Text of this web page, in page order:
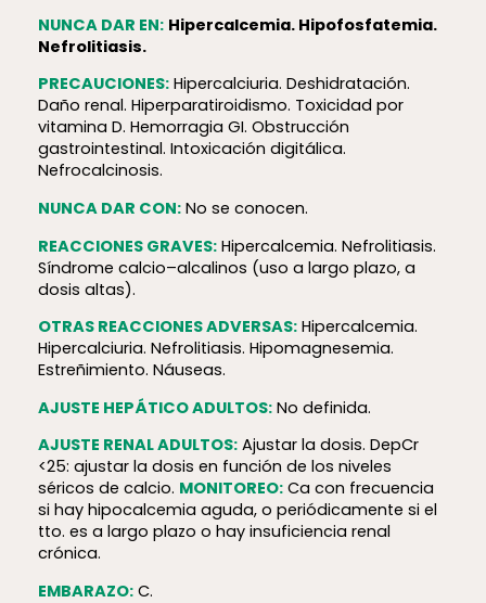
NUNCA DAR EN: Hipercalcemia. Hipofosfatemia.
Nefrolitiasis.
PRECAUCIONES:Hipercalciuria. Deshidratación.
Daño renal. Hiperparatiroidismo. Toxicidad por
vitamina D. Hemorragia GI. Obstrucción
gastrointestinal. Intoxicación digitálica.
Nefrocalcinosis.
NUNCA DAR CON:No se conocen.
REACCIONES GRAVES:Hipercalcemia. Nefrolitiasis.
Síndrome calcio–alcalinos (uso a largo plazo, a
dosis altas).
OTRAS REACCIONES ADVERSAS:Hipercalcemia.
Hipercalciuria. Nefrolitiasis. Hipomagnesemia.
Estreñimiento. Náuseas.
AJUSTE HEPÁTICO ADULTOS:No definida.
AJUSTE RENAL ADULTOS:Ajustar la dosis. DepCr
<25: ajustar la dosis en función de los niveles
séricos de calcio. MONITOREO:Ca con frecuencia
si hay hipocalcemia aguda, o periódicamente si el
tto. es a largo plazo o hay insuficiencia renal
crónica.
EMBARAZO:C.